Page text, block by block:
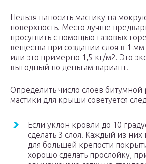
Нельзя наносить мастику на
поверхность. Место лучше
просушить с помощью газовых
вещества при создании слоя в 1 мм
или это примерно 1,5 кг/м2. Это
выгодный по деньгам вариант.
Определить число слоев битумной
мастики для крыши советуется
Если уклон кровли до 10
сделать 3 слоя. Каждый из
для большей крепости
хорошо сделать прослойку,